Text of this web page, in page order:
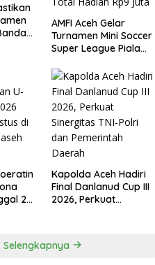
AMFI Aceh Gelar
Turnamen Mini Soccer
Super League Piala
Total Hadiah Rp9 Juta
20
Kapolda Aceh Hadiri
Final Danlanud Cup III
2026, Perkuat
Selengkapnya